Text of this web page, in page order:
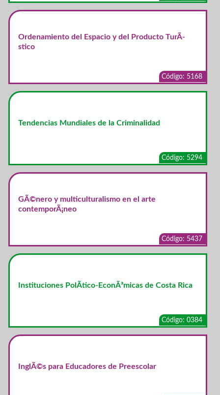
Ordenamiento del Espacio y del Producto TurÃ­
stico
Código: 5168
Tendencias Mundiales de la Criminalidad
Código: 5294
GÃ©nero y multiculturalismo en el arte
contemporÃ¡neo
Código: 5437
Instituciones PolÃ­tico-EconÃ³micas de Costa Rica
Código: 0384
InglÃ©s para Educadores de Preescolar